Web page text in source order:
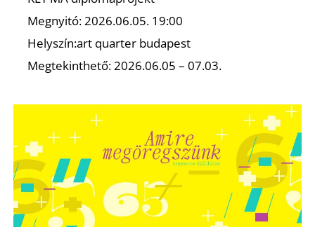
Megnyitó: 2026.06.05. 19:00
Helyszín:art quarter budapest
Megtekinthető: 2026.06.05 – 07.03.